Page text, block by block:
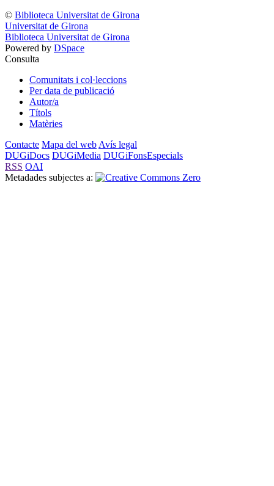
© Biblioteca Universitat de Girona
Universitat de Girona
Biblioteca Universitat de Girona
Powered by DSpace
Consulta
Comunitats i col·leccions
Per data de publicació
Autor/a
Títols
Matèries
Contacte Mapa del web Avís legal
DUGiDocs DUGiMedia DUGiFonsEspecials
RSS OAI
Metadades subjectes a: